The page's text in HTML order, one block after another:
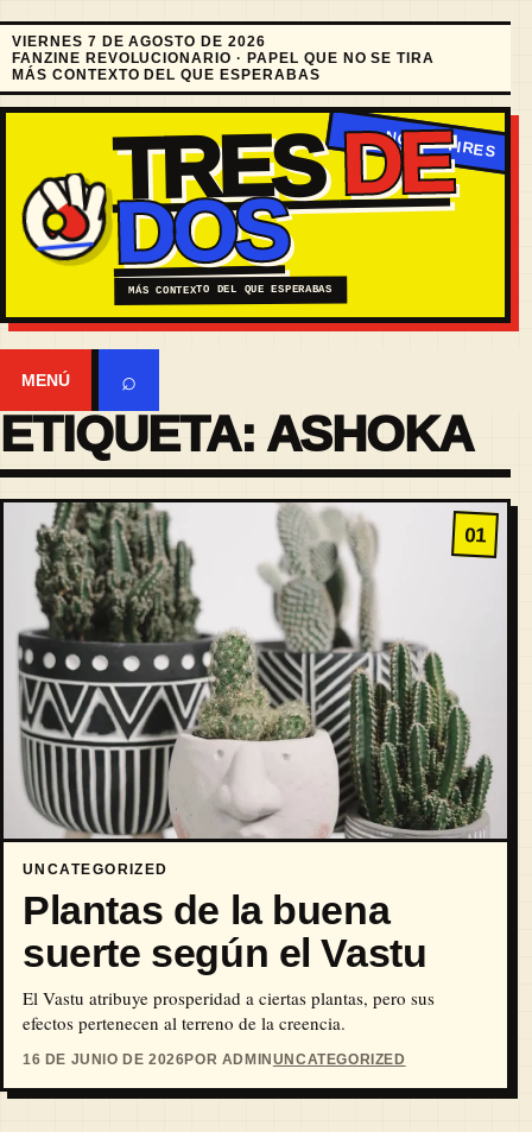
VIERNES 7 DE AGOSTO DE 2026
FANZINE REVOLUCIONARIO · PAPEL QUE NO SE TIRA
MÁS CONTEXTO DEL QUE ESPERABAS
TRESDE
DOS
MÁS CONTEXTO DEL QUE ESPERABAS
MENÚ ⌕
ETIQUETA: ASHOKA
01
UNCATEGORIZED
Plantas de la buena
suerte según el Vastu
El Vastu atribuye prosperidad a ciertas plantas, pero sus
efectos pertenecen al terreno de la creencia.
16 DE JUNIO DE 2026POR ADMINUNCATEGORIZED